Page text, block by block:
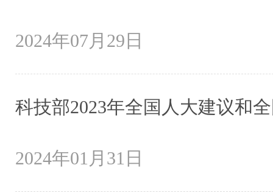
2024年07月29日
科技部2023年全国人大建议和
2024年01月31日